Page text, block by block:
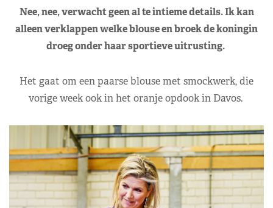
Nee, nee, verwacht geen al te intieme details. Ik kan
alleen verklappen welke blouse en broek de koningin
droeg onder haar sportieve uitrusting.
Het gaat om een paarse blouse met smockwerk, die
vorige week ook in het oranje opdook in Davos.